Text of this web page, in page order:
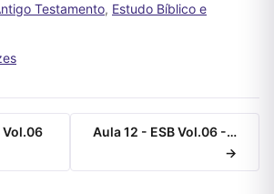
Testamento, Estudo Bíblico e
Vol.06
Aula 12 - ESB Vol.06 -…
→